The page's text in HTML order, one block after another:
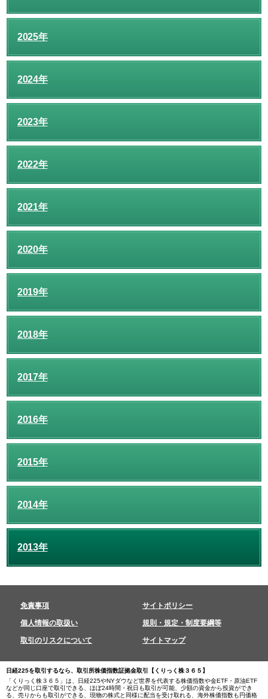
2025年
2024年
2023年
2022年
2021年
2020年
2019年
2018年
2017年
2016年
2015年
2014年
2013年
免責事項 サイトポリシー
個人情報の取扱い 規則・規定・制度要綱等
取引のリスクについて サイトマップ
日経225を取引するなら、取引所株価指数証拠金取引【くりっく株３６５】
「くりっく株３６５」は、日経225やNYダウなど世界を代表する株価指数や金ETF・原油ETF
などが同じ口座で取引できる、ほぼ24時間・祝日も取引が可能、少額の資金から投資ができ
る、売りからも取引ができる、現物の株式と同様に配当を受け取れる、海外株価指数も円価格